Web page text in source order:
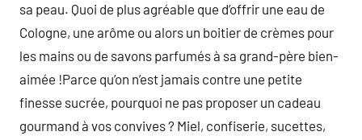
sa peau. Quoi de plus agréable que d’offrir une eau de
Cologne, une arôme ou alors un boitier de crèmes pour
les mains ou de savons parfumés à sa grand-père bien-
aimée !Parce qu’on n’est jamais contre une petite
finesse sucrée, pourquoi ne pas proposer un cadeau
gourmand à vos convives ? Miel, confiserie, sucettes,